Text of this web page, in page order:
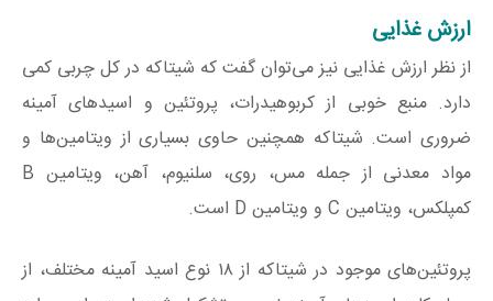
ارزش غذایی
از نظر ارزش غذایی نیز می‌توان گفت که شیتاکه در کل چربی کمی
دارد. منبع خوبی از کربوهیدرات، پروتئین و اسیدهای آمینه
ضروری است. شیتاکه همچنین حاوی بسیاری از ویتامین‌ها و
مواد معدنی از جمله مس، روی، سلنیوم، آهن، ویتامین B
کمپلکس، ویتامین C و ویتامین D است.
پروتئین‌های موجود در شیتاکه از ۱۸ نوع اسید آمینه مختلف، از